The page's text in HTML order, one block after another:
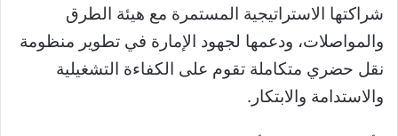
شراكتها الاستراتيجية المستمرة مع هيئة الطرق
والمواصلات، ودعمها لجهود الإمارة في تطوير منظومة
نقل حضري متكاملة تقوم على الكفاءة التشغيلية
والاستدامة والابتكار.